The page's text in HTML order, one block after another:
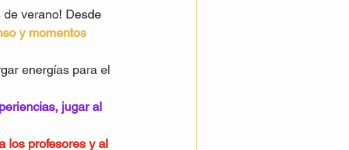
de verano! Desde
y momentos
energías para el
jugar al
los profesores y al